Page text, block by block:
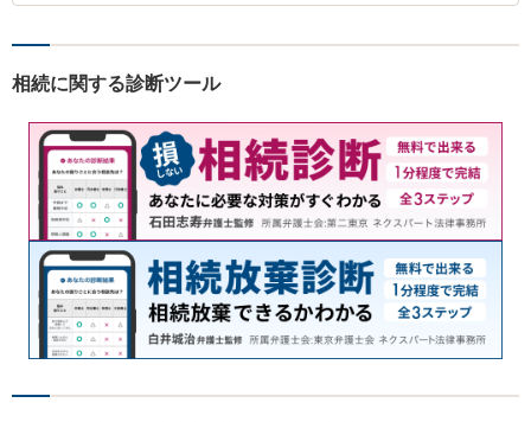
相続に関する診断ツール